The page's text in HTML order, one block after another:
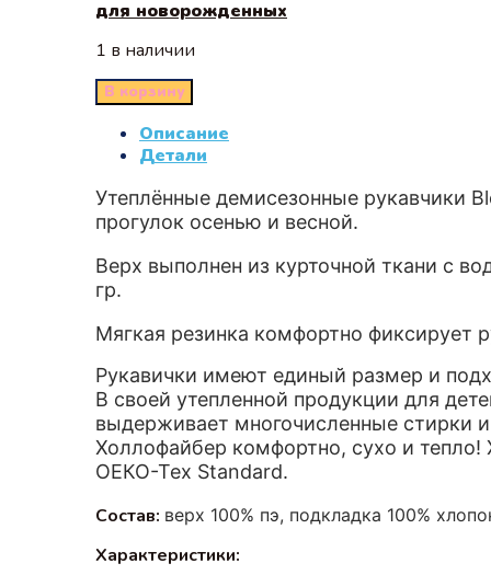
для новорожденных
1 в наличии
В корзину
Описание
Детали
Утеплённые демисезонные рукавчики
прогулок осенью и весной.
Верх выполнен из курточной ткани с
гр.
Мягкая резинка комфортно фиксирует
Рукавички имеют единый размер и
В своей утепленной продукции для
выдерживает многочисленные стирки
Холлофайбер комфортно, сухо и
ОЕКО-Тех Standard.
Состав: верх 100% пэ, подкладка 100%
Характеристики: